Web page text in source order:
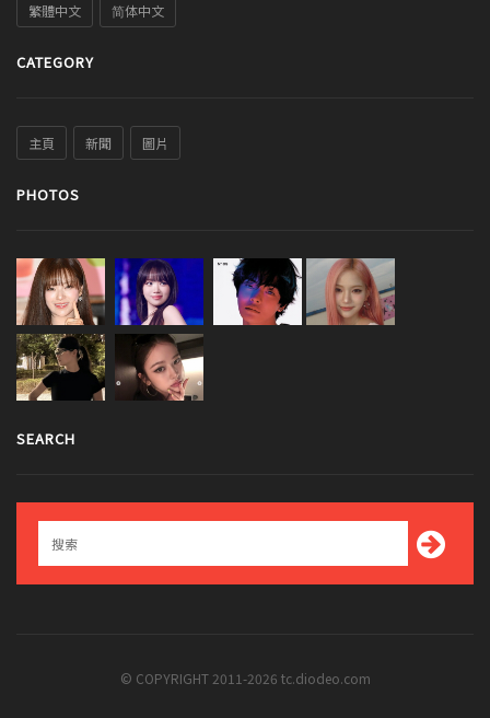
繁體中文 简体中文
CATEGORY
主頁 新聞 圖片
PHOTOS
SEARCH
© COPYRIGHT 2011-2026 tc.diodeo.com